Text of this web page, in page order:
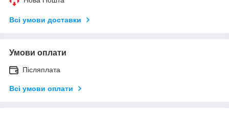
Всі умови доставки
Умови оплати
Післяплата
Всі умови оплати